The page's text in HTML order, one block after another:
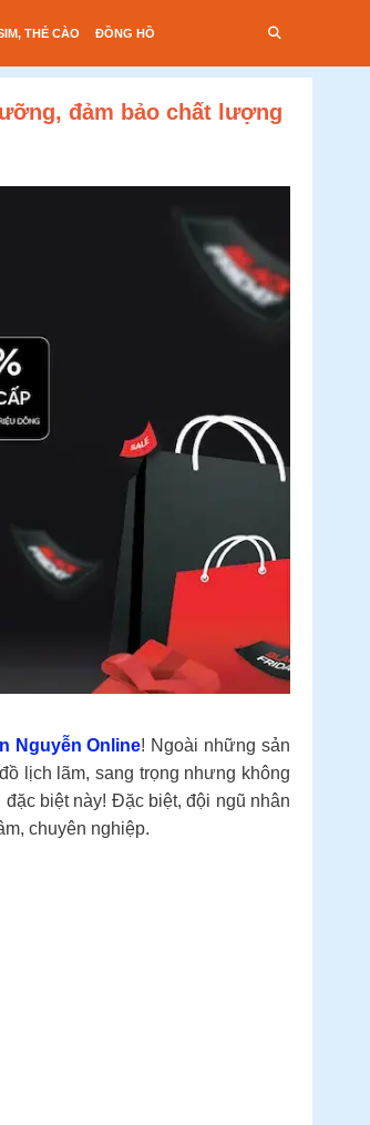
THẺ CÀO ĐỒNG HỒ
đảm bảo chất lượng
Nguyễn Online! Ngoài những sản
lịch lãm, sang trọng nhưng không
biệt này! Đặc biệt, đội ngũ nhân
chuyên nghiệp.